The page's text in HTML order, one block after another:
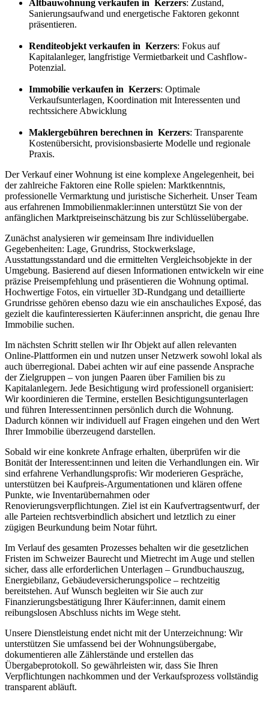
Altbauwohnung verkaufen in Kerzers: Zustand,
Sanierungsaufwand und energetische Faktoren gekonnt
präsentieren.
Renditeobjekt verkaufen in Kerzers: Fokus auf
Kapitalanleger, langfristige Vermietbarkeit und Cashflow-
Potenzial.
Immobilie verkaufen in Kerzers: Optimale
Verkaufsunterlagen, Koordination mit Interessenten und
rechtssichere Abwicklung
Maklergebühren berechnen in Kerzers: Transparente
Kostenübersicht, provisionsbasierte Modelle und regionale
Praxis.
Der Verkauf einer Wohnung ist eine komplexe Angelegenheit, bei
der zahlreiche Faktoren eine Rolle spielen: Marktkenntnis,
professionelle Vermarktung und juristische Sicherheit. Unser Team
aus erfahrenen Immobilienmakler:innen unterstützt Sie von der
anfänglichen Marktpreiseinschätzung bis zur Schlüsselübergabe.
Zunächst analysieren wir gemeinsam Ihre individuellen
Gegebenheiten: Lage, Grundriss, Stockwerkslage,
Ausstattungsstandard und die ermittelten Vergleichsobjekte in der
Umgebung. Basierend auf diesen Informationen entwickeln wir eine
präzise Preisempfehlung und präsentieren die Wohnung optimal.
Hochwertige Fotos, ein virtueller 3D-Rundgang und detaillierte
Grundrisse gehören ebenso dazu wie ein anschauliches Exposé, das
gezielt die kaufinteressierten Käufer:innen anspricht, die genau Ihre
Immobilie suchen.
Im nächsten Schritt stellen wir Ihr Objekt auf allen relevanten
Online-Plattformen ein und nutzen unser Netzwerk sowohl lokal als
auch überregional. Dabei achten wir auf eine passende Ansprache
der Zielgruppen – von jungen Paaren über Familien bis zu
Kapitalanlegern. Jede Besichtigung wird professionell organisiert:
Wir koordinieren die Termine, erstellen Besichtigungsunterlagen
und führen Interessent:innen persönlich durch die Wohnung.
Dadurch können wir individuell auf Fragen eingehen und den Wert
Ihrer Immobilie überzeugend darstellen.
Sobald wir eine konkrete Anfrage erhalten, überprüfen wir die
Bonität der Interessent:innen und leiten die Verhandlungen ein. Wir
sind erfahrene Verhandlungsprofis: Wir moderieren Gespräche,
unterstützen bei Kaufpreis-Argumentationen und klären offene
Punkte, wie Inventarübernahmen oder
Renovierungsverpflichtungen. Ziel ist ein Kaufvertragsentwurf, der
alle Parteien rechtsverbindlich absichert und letztlich zu einer
zügigen Beurkundung beim Notar führt.
Im Verlauf des gesamten Prozesses behalten wir die gesetzlichen
Fristen im Schweizer Baurecht und Mietrecht im Auge und stellen
sicher, dass alle erforderlichen Unterlagen – Grundbuchauszug,
Energiebilanz, Gebäudeversicherungspolice – rechtzeitig
bereitstehen. Auf Wunsch begleiten wir Sie auch zur
Finanzierungsbestätigung Ihrer Käufer:innen, damit einem
reibungslosen Abschluss nichts im Wege steht.
Unsere Dienstleistung endet nicht mit der Unterzeichnung: Wir
unterstützen Sie umfassend bei der Wohnungsübergabe,
dokumentieren alle Zählerstände und erstellen das
Übergabeprotokoll. So gewährleisten wir, dass Sie Ihren
Verpflichtungen nachkommen und der Verkaufsprozess vollständig
transparent abläuft.